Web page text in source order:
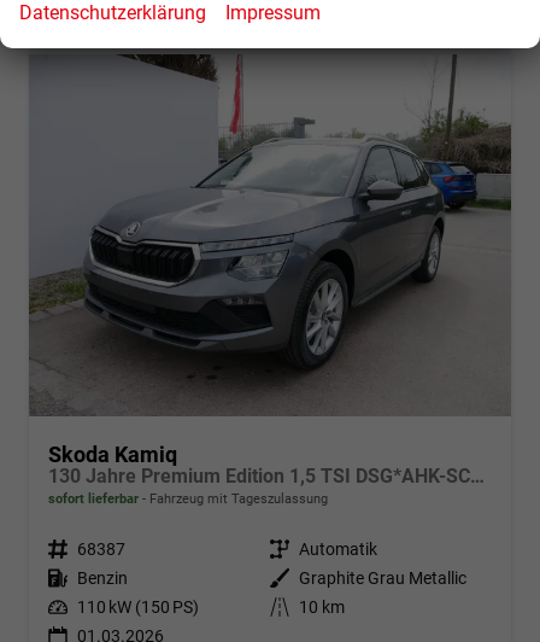
Skoda Kamiq
130 Jahre Premium Edition 1,5 TSI DSG*AHK-SCHWENKBAR*PDC*LED*KAMERA*SHZ*TEMPOMAT
sofort lieferbar Fahrzeug mit Tageszulassung
Fahrzeugnr. 68387 Getriebe Automatik
Kraftstoff Benzin Außenfarbe
Graphite Grau Metallic
Leistung 110 kW (150 PS) Kilometerstand
10 km
01.03.2026
Datenschutzerklärung Impressum